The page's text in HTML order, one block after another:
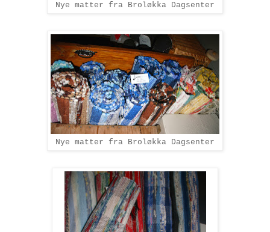
Nye matter fra Broløkka Dagsenter
Nye matter fra Broløkka Dagsenter